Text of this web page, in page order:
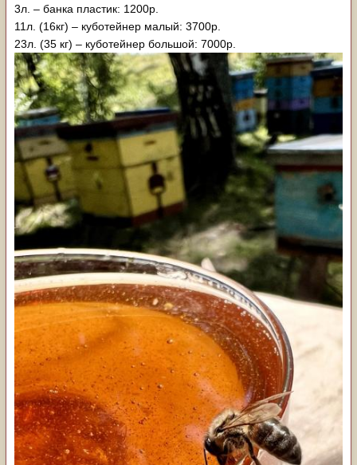
3л. – банка пластик: 1200р.
11л. (16кг) – куботейнер малый: 3700р.
23л. (35 кг) – куботейнер большой: 7000р.